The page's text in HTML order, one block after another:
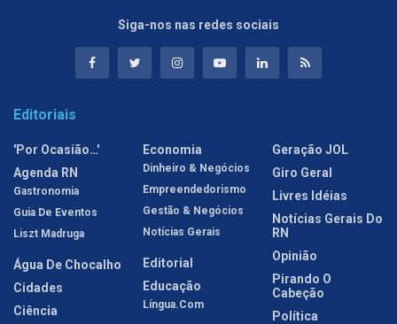
Siga-nos nas redes sociais
Editoriais
'Por Ocasião…'
Agenda RN
Gastronomia
Guia De Eventos
Liszt Madruga
Água De Chocalho
Cidades
Ciência
Economia
Dinheiro & Negócios
Empreendedorismo
Gestão & Negócios
Notícias Gerais
Editorial
Educação
Língua.com
Geração JOL
Giro Geral
Livres Idéias
Notícias Gerais Do
RN
Opinião
Pirando O
Cabeção
Política